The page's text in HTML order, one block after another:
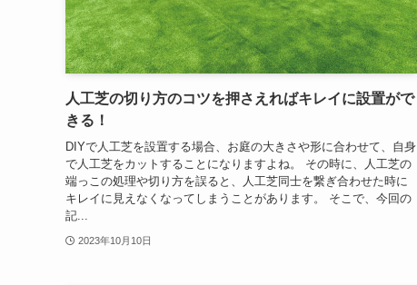
人工芝の切り方のコツを押さえればキレイに設置がで
きる！
DIYで人工芝を設置する場合、お庭の大きさや形に合わせて、自身
で人工芝をカットすることになりますよね。 その時に、人工芝の
端っこの処理や切り方を誤ると、人工芝同士を繋ぎ合わせた時に
キレイに見えなくなってしまうことがあります。 そこで、今回の
記...
2023年10月10日